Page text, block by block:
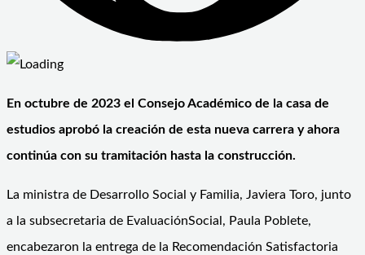
En octubre de 2023 el Consejo Académico de la casa de
estudios aprobó la creación de esta nueva carrera y ahora
continúa con su tramitación hasta la construcción.
La ministra de Desarrollo Social y Familia, Javiera Toro, junto
a la subsecretaria de EvaluaciónSocial, Paula Poblete,
encabezaron la entrega de la Recomendación Satisfactoria